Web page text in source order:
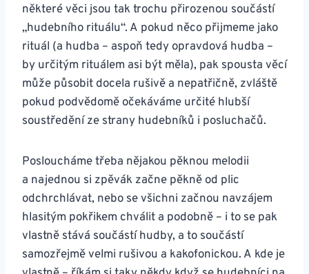
některé věci jsou tak trochu přirozenou součástí
„hudebního rituálu“. A pokud něco přijmeme jako
rituál (a hudba – aspoň tedy opravdová hudba –
by určitým rituálem asi být měla), pak spousta věcí
může působit docela rušivě a nepatřičně, zvláště
pokud podvědomě očekáváme určité hlubší
soustředění ze strany hudebníků i posluchačů.
Posloucháme třeba nějakou pěknou melodii
a najednou si zpěvák začne pěkně od plic
odchrchlávat, nebo se všichni začnou navzájem
hlasitým pokřikem chválit a podobně – i to se pak
vlastně stává součástí hudby, a to součástí
samozřejmě velmi rušivou a kakofonickou. A kde je